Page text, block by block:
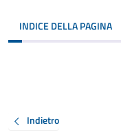
INDICE DELLA PAGINA
Indietro